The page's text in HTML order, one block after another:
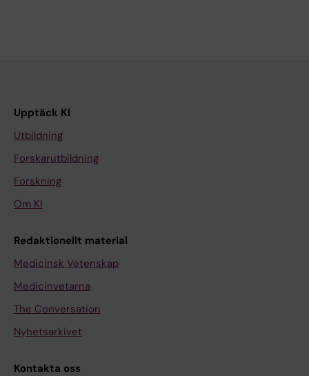
Upptäck KI
Utbildning
Forskarutbildning
Forskning
Om KI
Redaktionellt material
Medicinsk Vetenskap
Medicinvetarna
The Conversation
Nyhetsarkivet
Kontakta oss